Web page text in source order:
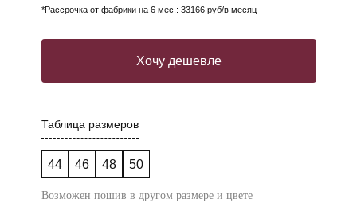
*Рассрочка от фабрики на 6 мес.: 33166 руб/в месяц
Хочу дешевле
Таблица размеров
44 46 48 50
Возможен пошив в другом размере и цвете